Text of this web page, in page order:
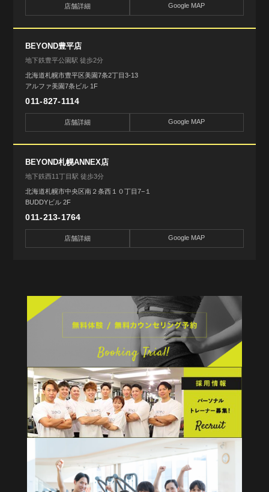
店舗詳細 Google MAP
BEYOND豊平店
地下鉄豊平公園駅 徒歩2分
北海道札幌市豊平区美園7条2丁目3-13
アルファ美園7条ビル 1F
011-827-1114
店舗詳細 Google MAP
BEYOND札幌ANNEX店
地下鉄西11丁目駅 徒歩3分
北海道札幌市中央区南２条西１０丁目7−１
BUDDYビル 2F
011-213-1764
店舗詳細 Google MAP